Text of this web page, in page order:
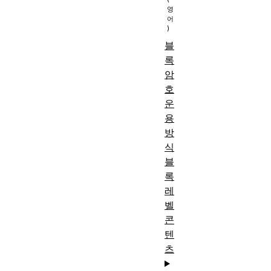
블
록
암
호
운
용
방
식
블
록
레
벨
콘
텐
츠